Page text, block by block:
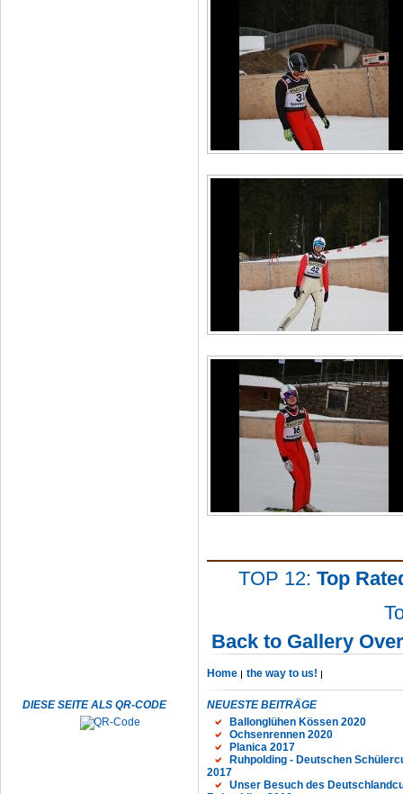
TOP 12: Top
Back to Gallery
Home the way to us!
DIESE SEITE ALS QR-CODE
NEUESTE BEITRÄGE
Ballonglühen Kössen 2020
Ochsenrennen 2020
Planica 2017
Ruhpolding - Deutschen
2017
Unser Besuch des